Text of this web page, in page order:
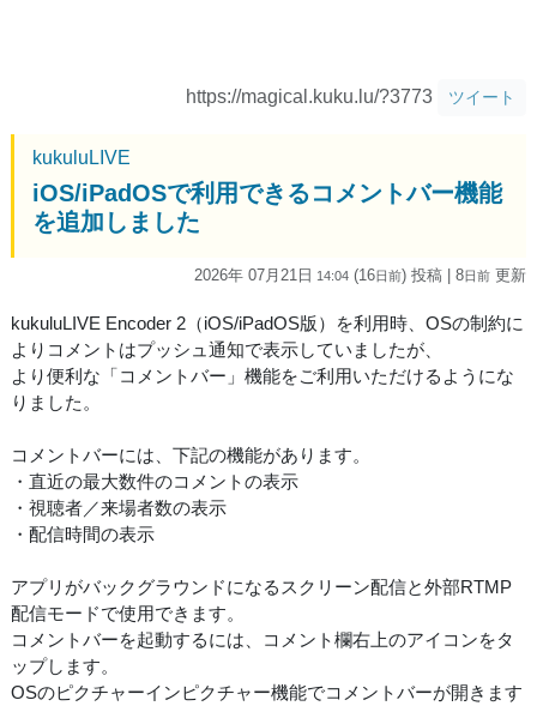
https://magical.kuku.lu/?3773 ツイート
kukuluLIVE
iOS/iPadOSで利用できるコメントバー機能
を追加しました
2026年 07月21日 14:04 (16日前) 投稿 | 8日前 更新
kukuluLIVE Encoder 2（iOS/iPadOS版）を利用時、OSの制約に
よりコメントはプッシュ通知で表示していましたが、
より便利な「コメントバー」機能をご利用いただけるようにな
りました。
コメントバーには、下記の機能があります。
・直近の最大数件のコメントの表示
・視聴者／来場者数の表示
・配信時間の表示
アプリがバックグラウンドになるスクリーン配信と外部RTMP
配信モードで使用できます。
コメントバーを起動するには、コメント欄右上のアイコンをタ
ップします。
OSのピクチャーインピクチャー機能でコメントバーが開きます